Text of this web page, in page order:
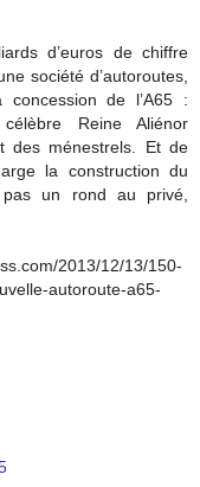
d’euros de chiffre
société d’autoroutes,
de l’A65 :
Reine Aliénor
des ménestrels. Et de
la construction du
un rond au privé,
2013/12/13/150-
autoroute-a65-